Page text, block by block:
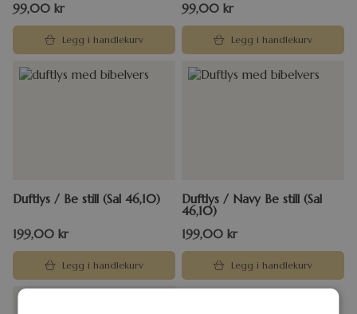
99,00 kr
Legg i handlekurv
99,00 kr
Legg i handlekurv
Duftlys / Be still (Sal 46,10)
199,00 kr
Legg i handlekurv
Duftlys / Navy Be still (Sal
46,10)
199,00 kr
Legg i handlekurv